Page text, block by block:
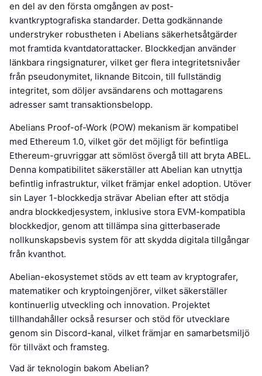
en del av den första omgången av post-
kvantkryptografiska standarder. Detta godkännande
understryker robustheten i Abelians säkerhetsåtgärder
mot framtida kvantdatorattacker. Blockkedjan använder
länkbara ringsignaturer, vilket ger flera integritetsnivåer
från pseudonymitet, liknande Bitcoin, till fullständig
integritet, som döljer avsändarens och mottagarens
adresser samt transaktionsbelopp.
Abelians Proof-of-Work (POW) mekanism är kompatibel
med Ethereum 1.0, vilket gör det möjligt för befintliga
Ethereum-gruvriggar att sömlöst övergå till att bryta ABEL.
Denna kompatibilitet säkerställer att Abelian kan utnyttja
befintlig infrastruktur, vilket främjar enkel adoption. Utöver
sin Layer 1-blockkedja strävar Abelian efter att stödja
andra blockkedjesystem, inklusive stora EVM-kompatibla
blockkedjor, genom att tillämpa sina gitterbaserade
nollkunskapsbevis system för att skydda digitala tillgångar
från kvanthot.
Abelian-ekosystemet stöds av ett team av kryptografer,
matematiker och kryptoingenjörer, vilket säkerställer
kontinuerlig utveckling och innovation. Projektet
tillhandahåller också resurser och stöd för utvecklare
genom sin Discord-kanal, vilket främjar en samarbetsmiljö
för tillväxt och framsteg.
Vad är teknologin bakom Abelian?